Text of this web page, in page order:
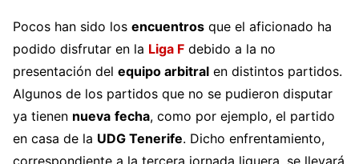
Pocos han sido los encuentros que el aficionado ha
podido disfrutar en la Liga F debido a la no
presentación del equipo arbitral en distintos partidos.
Algunos de los partidos que no se pudieron disputar
ya tienen nueva fecha, como por ejemplo, el partido
en casa de la UDG Tenerife. Dicho enfrentamiento,
correspondiente a la tercera jornada liguera, se llevará